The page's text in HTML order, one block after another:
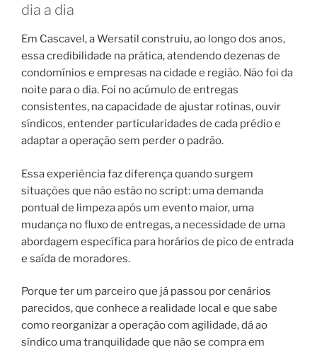
dia a dia
Em Cascavel, a Wersatil construiu, ao longo dos anos,
essa credibilidade na prática, atendendo dezenas de
condomínios e empresas na cidade e região. Não foi da
noite para o dia. Foi no acúmulo de entregas
consistentes, na capacidade de ajustar rotinas, ouvir
síndicos, entender particularidades de cada prédio e
adaptar a operação sem perder o padrão.
Essa experiência faz diferença quando surgem
situações que não estão no script: uma demanda
pontual de limpeza após um evento maior, uma
mudança no fluxo de entregas, a necessidade de uma
abordagem específica para horários de pico de entrada
e saída de moradores.
Porque ter um parceiro que já passou por cenários
parecidos, que conhece a realidade local e que sabe
como reorganizar a operação com agilidade, dá ao
síndico uma tranquilidade que não se compra em